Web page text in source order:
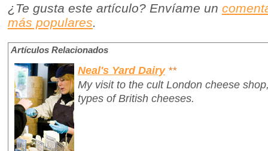
¿Te gusta este artículo? Envíame un
más populares
Artículos Relacionados
Neal's Yard Dairy **
My visit to the cult London cheese
types of British cheeses.